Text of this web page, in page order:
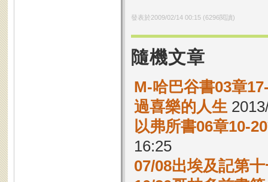
發表於2009/02/14 00:15(6296閱讀)
隨機文章
M-哈巴谷書03章
過喜樂的人生
以弗所書06章10-
16:25
07/08出埃及記第